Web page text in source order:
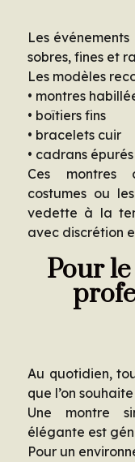
Les
sobres, fines et
Les modèles
• montres
• boîtiers fins
• bracelets cuir
• cadrans épurés
Ces montres
costumes ou
vedette à la
avec discrétion
Pour
Au quotidien,
que l’on
Une montre
élégante est
Pour un